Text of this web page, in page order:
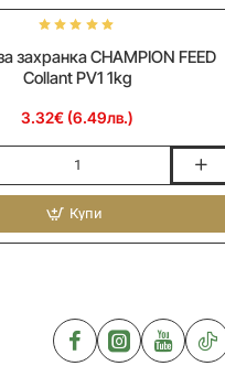
захранка CHAMPION FEED
Collant PV1 1kg
3.32€ (6.49лв.)
Купи